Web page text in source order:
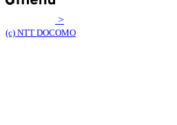
>
(c) NTT DOCOMO